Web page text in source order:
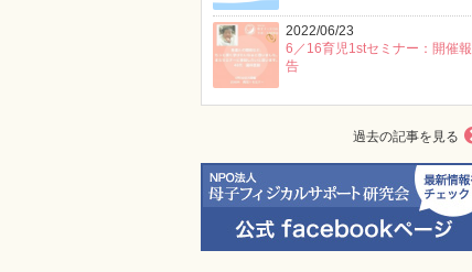
2022/06/23
6／16育児1stセミナー：開催報
告
過去の記事を見る